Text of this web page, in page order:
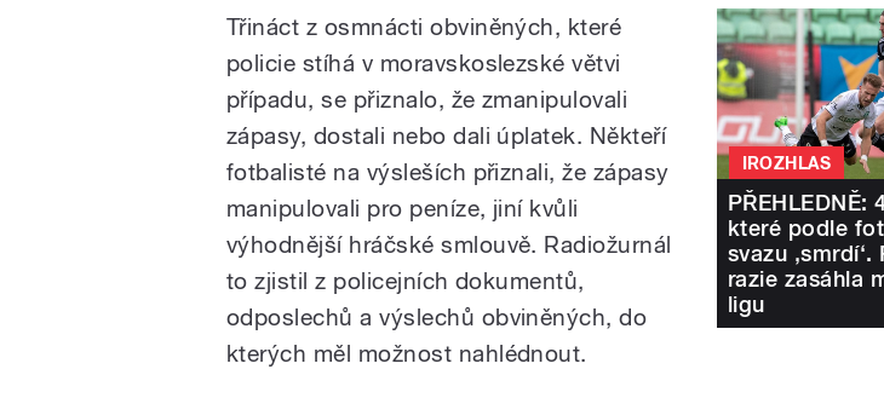
IROZHLAS
PŘEHLEDNĚ:
které podle
svazu
razie zasáhla
ligu
Třináct z osmnácti obviněných, které
policie stíhá v moravskoslezské větvi
případu, se přiznalo, že zmanipulovali
zápasy, dostali nebo dali úplatek. Někteří
fotbalisté na výsleších přiznali, že zápasy
manipulovali pro peníze, jiní kvůli
výhodnější hráčské smlouvě. Radiožurnál
to zjistil z policejních dokumentů,
odposlechů a výslechů obviněných, do
kterých měl možnost nahlédnout.